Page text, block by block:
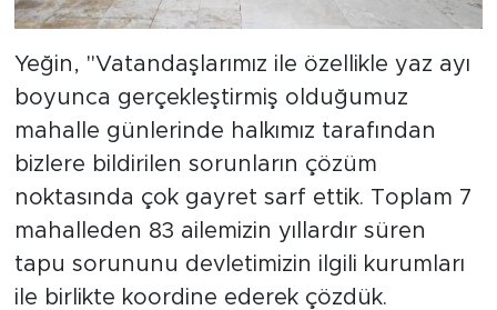
Yeğin, "Vatandaşlarımız ile özellikle yaz ayı
boyunca gerçekleştirmiş olduğumuz
mahalle günlerinde halkımız tarafından
bizlere bildirilen sorunların çözüm
noktasında çok gayret sarf ettik. Toplam 7
mahalleden 83 ailemizin yıllardır süren
tapu sorununu devletimizin ilgili kurumları
ile birlikte koordine ederek çözdük.